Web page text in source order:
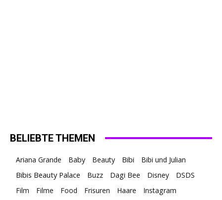
BELIEBTE THEMEN
Ariana Grande Baby Beauty Bibi Bibi und Julian
Bibis Beauty Palace Buzz Dagi Bee Disney
DSDS
Film
Filme Food Frisuren Haare
Instagram